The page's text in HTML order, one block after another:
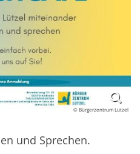
© Bürgerzentrum Lützel
und Sprechen.